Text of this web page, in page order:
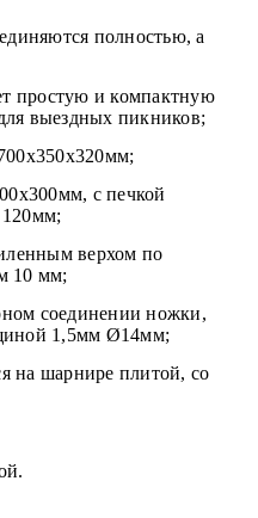
полностью, а
простую и компактную
выездных пикников;
с печкой
верхом по
10 мм;
соединении ножки,
1,5мм Ø14мм;
на шарнире плитой, со